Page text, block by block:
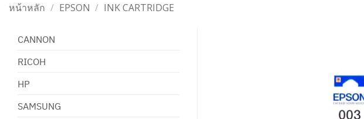
หน้าหลัก / EPSON / INK CARTRIDGE
CANNON
RICOH
HP
SAMSUNG